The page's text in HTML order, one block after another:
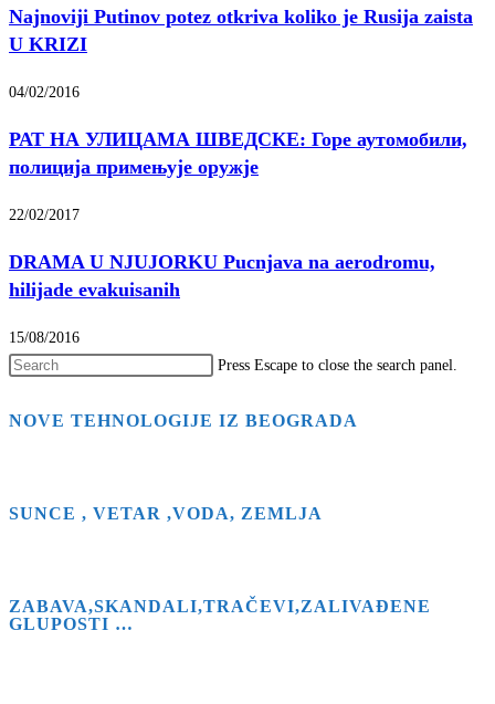
Najnoviji Putinov potez otkriva koliko je Rusija zaista
U KRIZI
04/02/2016
РАТ НА УЛИЦАМА ШВЕДСКЕ: Горе аутомобили,
полиција примењује оружје
22/02/2017
DRAMA U NJUJORKU Pucnjava na aerodromu,
hilijade evakuisanih
15/08/2016
Press Escape to close the search panel.
NOVE TEHNOLOGIJE IZ BEOGRADA
SUNCE , VETAR ,VODA, ZEMLJA
ZABAVA,SKANDALI,TRAČEVI,ZALIVAĐENE
GLUPOSTI …